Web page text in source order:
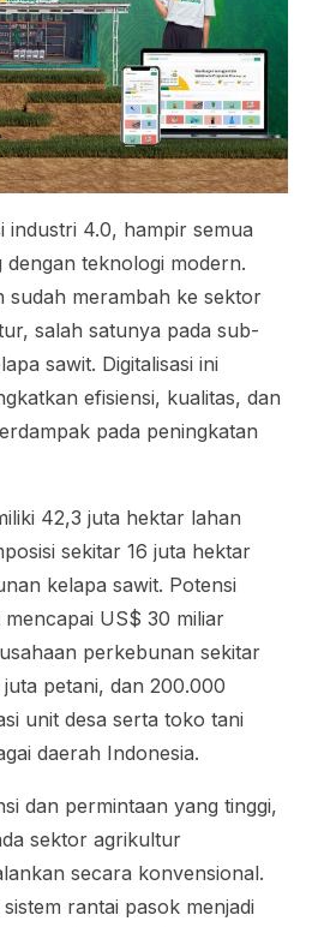
industri 4.0, hampir semua
dengan teknologi modern.
sudah merambah ke sektor
salah satunya pada sub-
sawit. Digitalisasi ini
efisiensi, kualitas, dan
pada peningkatan
42,3 juta hektar lahan
sekitar 16 juta hektar
kelapa sawit. Potensi
mencapai US$ 30 miliar
perkebunan sekitar
petani, dan 200.000
unit desa serta toko tani
daerah Indonesia.
dan permintaan yang tinggi,
sektor agrikultur
secara konvensional.
rantai pasok menjadi